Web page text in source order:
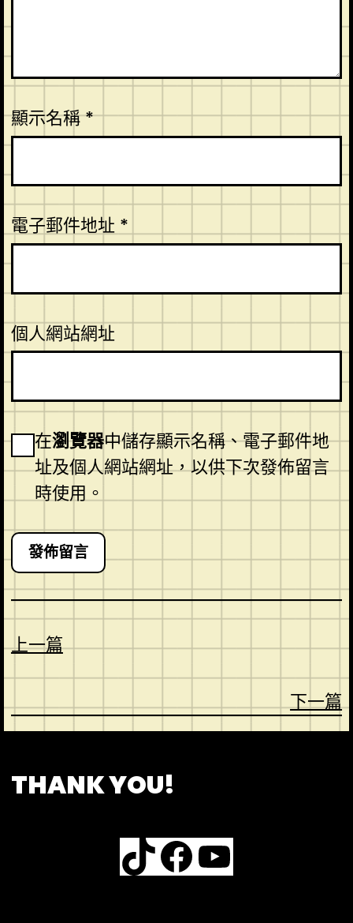
顯示名稱*
電子郵件地址 *
個人網站網址
在瀏覽器中儲存顯示名稱、電子郵件地
址及個人網站網址，以供下次發佈留言
時使用。
上一篇
下一篇
THANK YOU!
TikTok Facebook YouTube